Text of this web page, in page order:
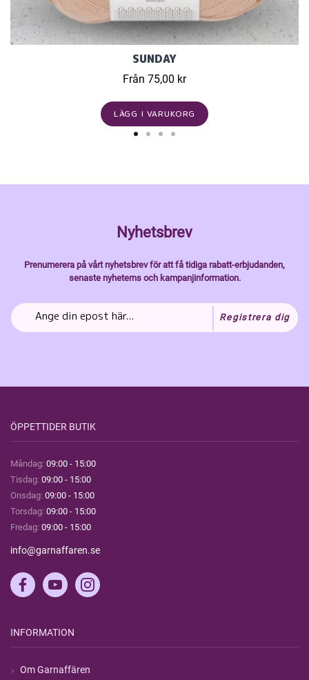
SUNDAY
Från 75,00 kr
LÄGG I VARUKORG
Nyhetsbrev
Prenumerera på vårt nyhetsbrev för att få tidiga rabatt-erbjudanden,
senaste nyheterns och kampanjinformation.
Registrera dig
ÖPPETTIDER BUTIK
Måndag: 09:00 - 15:00
Tisdag: 09:00 - 15:00
Onsdag: 09:00 - 15:00
Torsdag: 09:00 - 15:00
Fredag: 09:00 - 15:00
info@garnaffaren.se
INFORMATION
Om Garnaffären